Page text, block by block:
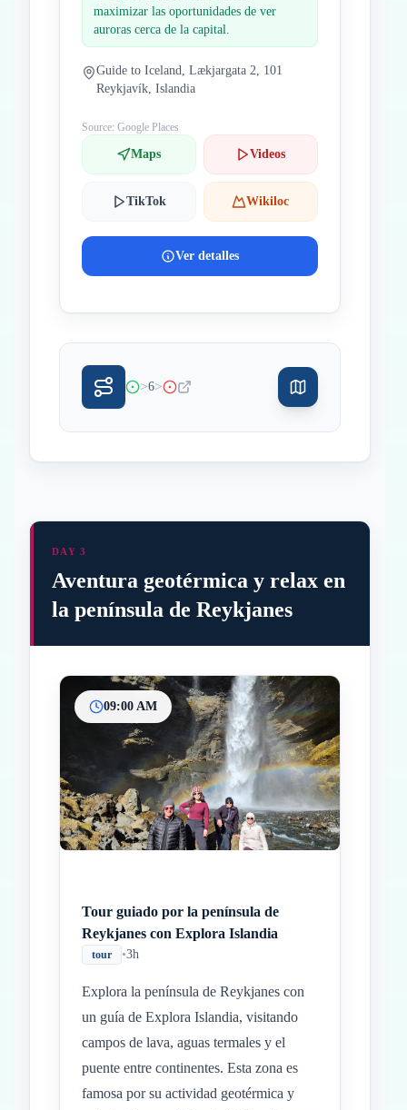
maximizar las oportunidades de ver
auroras cerca de la capital.
Guide to Iceland, Lækjargata 2, 101
Reykjavík, Islandia
Source: Google Places
Maps Videos
TikTok Wikiloc
Ver detalles
>6>
Inicio
Paradas intermedias
Final
DAY 3
Aventura geotérmica y relax en
la península de Reykjanes
09:00 AM
Tour guiado por la península de
Reykjanes con Explora Islandia
tour •3h
Explora la península de Reykjanes con
un guía de Explora Islandia, visitando
campos de lava, aguas termales y el
puente entre continentes. Esta zona es
famosa por su actividad geotérmica y